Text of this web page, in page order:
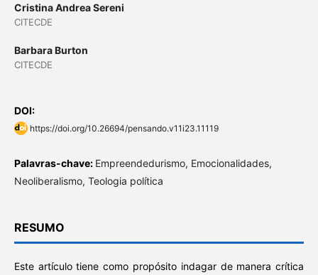
Cristina Andrea Sereni
CITECDE
Barbara Burton
CITECDE
DOI:
https://doi.org/10.26694/pensando.v11i23.11119
Palavras-chave: Empreendedurismo, Emocionalidades,
Neoliberalismo, Teologia política
RESUMO
Este artículo tiene como propósito indagar de manera crítica